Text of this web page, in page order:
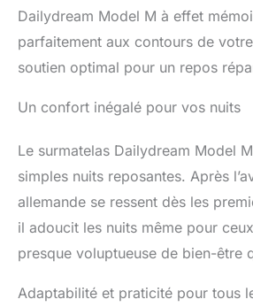
Dailydream Model M à effet
parfaitement aux contours de
soutien optimal pour un repos
Un confort inégalé pour vos nuits
Le surmatelas Dailydream Model
simples nuits reposantes. Après
allemande se ressent dès les
il adoucit les nuits même pour
presque voluptueuse de bien-être
Adaptabilité et praticité pour tous